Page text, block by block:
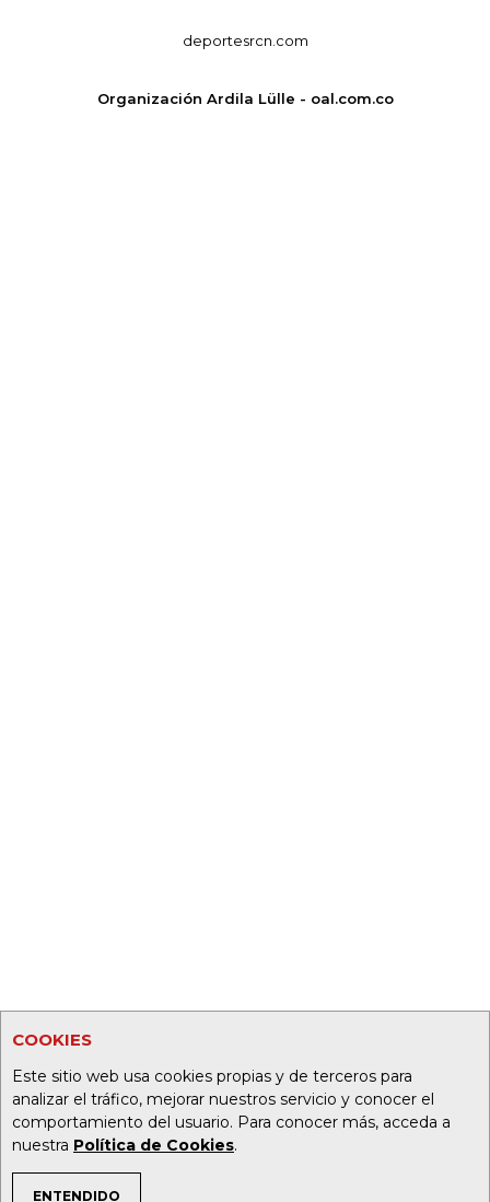
COOKIES
Este sitio web usa cookies propias y de terceros para
analizar el tráfico, mejorar nuestros servicio y conocer el
comportamiento del usuario. Para conocer más, acceda a
nuestra Política de Cookies.
ENTENDIDO
deportesrcn.com
Organización Ardila Lülle - oal.com.co